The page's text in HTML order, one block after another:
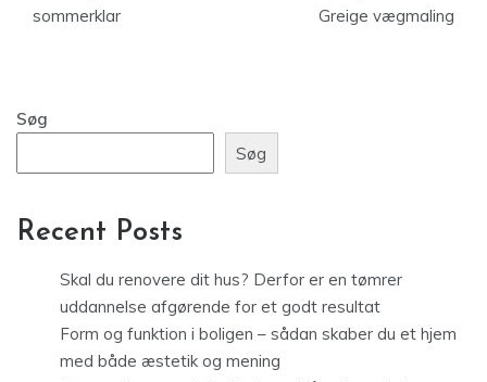
sommerklar
Greige vægmaling
Søg
Søg
Recent Posts
Skal du renovere dit hus? Derfor er en tømrer
uddannelse afgørende for et godt resultat
Form og funktion i boligen – sådan skaber du et hjem
med både æstetik og mening